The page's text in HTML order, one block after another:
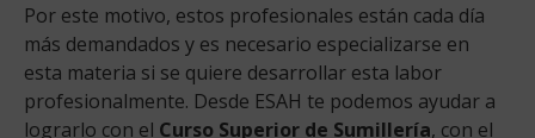
Por este motivo, estos profesionales están cada día
más demandados y es necesario especializarse en
esta materia si se quiere desarrollar esta labor
profesionalmente. Desde ESAH te podemos ayudar a
lograrlo con el Curso Superior de Sumillería, con el